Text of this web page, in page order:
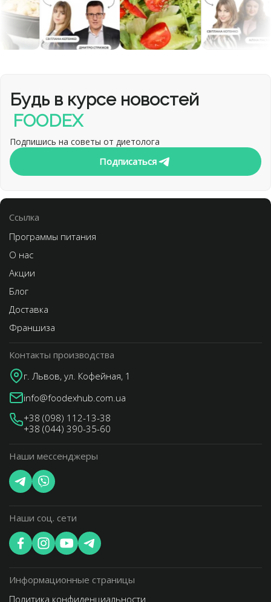
Будь в курсе новостей
FOODEX
Подпишись на советы от диетолога
Подписаться
Cсылка
Программы питания
О нас
Акции
Блог
Доставка
Франшиза
Контакты производства
г. Львов, ул. Кофейная, 1
info@foodexhub.com.ua
+38 (098) 112-13-38
+38 (044) 390-35-60
Наши мессенджеры
Наши соц. сети
Информационные страницы
Политика конфиденциальности